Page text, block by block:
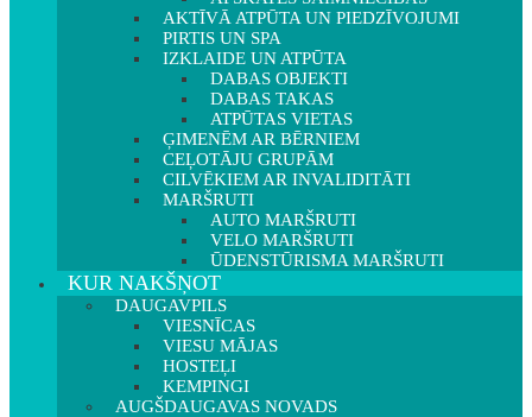
AKTĪVĀ ATPŪTA UN PIEDZĪVOJUMI
PIRTIS UN SPA
IZKLAIDE UN ATPŪTA
DABAS OBJEKTI
DABAS TAKAS
ATPŪTAS VIETAS
ĢIMENĒM AR BĒRNIEM
CEĻOTĀJU GRUPĀM
CILVĒKIEM AR INVALIDITĀTI
MARŠRUTI
AUTO MARŠRUTI
VELO MARŠRUTI
ŪDENSTŪRISMA MARŠRUTI
KUR NAKŠŅOT
DAUGAVPILS
VIESNĪCAS
VIESU MĀJAS
HOSTEĻI
KEMPINGI
AUGŠDAUGAVAS NOVADS